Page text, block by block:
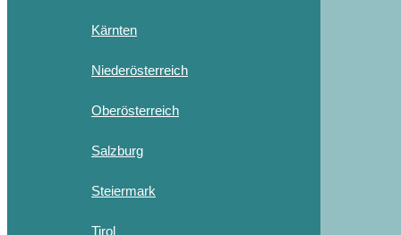
Kärnten
Niederösterreich
Oberösterreich
Salzburg
Steiermark
Tirol